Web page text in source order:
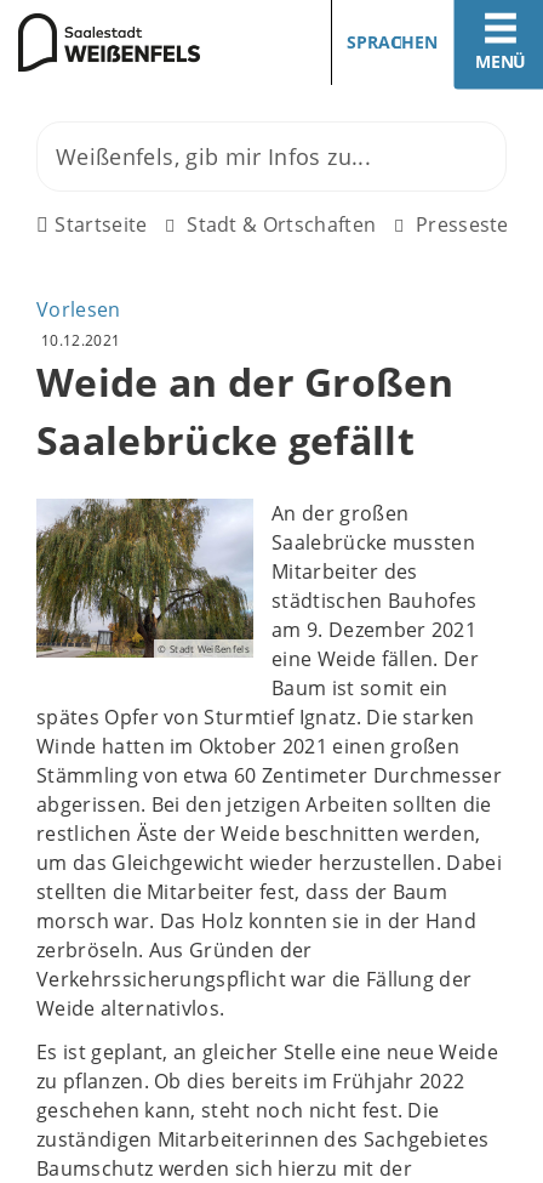
MENÜ
SPRACHEN
Startseite Stadt & Ortschaften Pressestelle
Vorlesen
10.12.2021
Weide an der Großen
Saalebrücke gefällt
© Stadt Weißenfels
An der großen
Saalebrücke mussten
Mitarbeiter des
städtischen Bauhofes
am 9. Dezember 2021
eine Weide fällen. Der
Baum ist somit ein
spätes Opfer von Sturmtief Ignatz. Die starken
Winde hatten im Oktober 2021 einen großen
Stämmling von etwa 60 Zentimeter Durchmesser
abgerissen. Bei den jetzigen Arbeiten sollten die
restlichen Äste der Weide beschnitten werden,
um das Gleichgewicht wieder herzustellen. Dabei
stellten die Mitarbeiter fest, dass der Baum
morsch war. Das Holz konnten sie in der Hand
zerbröseln. Aus Gründen der
Verkehrssicherungspflicht war die Fällung der
Weide alternativlos.
Es ist geplant, an gleicher Stelle eine neue Weide
zu pflanzen. Ob dies bereits im Frühjahr 2022
geschehen kann, steht noch nicht fest. Die
zuständigen Mitarbeiterinnen des Sachgebietes
Baumschutz werden sich hierzu mit der